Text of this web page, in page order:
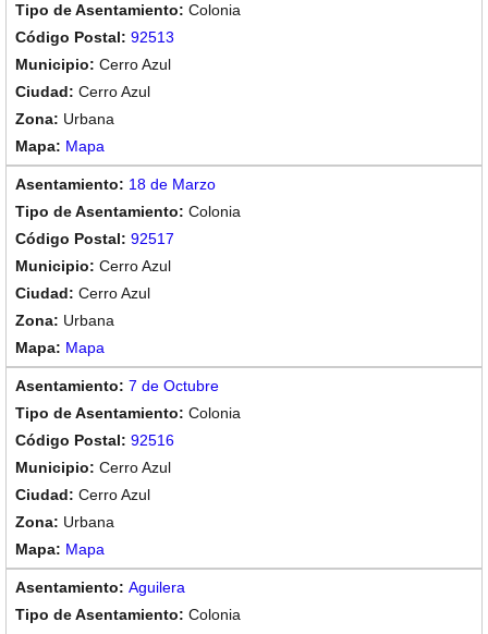
Colonia
92513
Cerro Azul
Cerro Azul
Urbana
Mapa
18 de Marzo
Colonia
92517
Cerro Azul
Cerro Azul
Urbana
Mapa
7 de Octubre
Colonia
92516
Cerro Azul
Cerro Azul
Urbana
Mapa
Aguilera
Colonia